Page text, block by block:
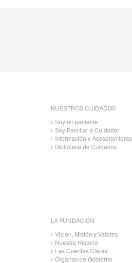
NUESTROS CUIDADOS
Soy un paciente
Soy Familiar o Cuidador
Información y Asesoramiento
Biblioteca de Cuidados
LA FUNDACIÓN
Visión, Misión y Valores
Nuestra Historia
Las Cuentas Claras
Órganos de Gobierno